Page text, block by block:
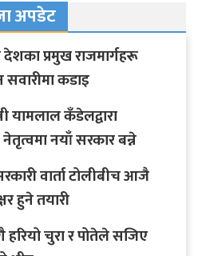
अपडेट
देशका प्रमुख राजमार्गहरू
सवारीमा कडाइ
यामलाल कँडेलद्वारा
नयाँ सरकार बन्ने
वार्ता टोलीबीच आजै
हुने तयारी
चुरा र पोतेले सजिए